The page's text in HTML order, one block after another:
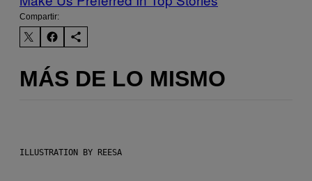
Compartir:
MÁS DE LO MISMO
ILLUSTRATION BY REESA